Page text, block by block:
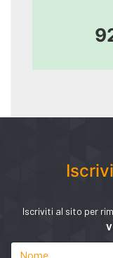
Iscriviti al sito per